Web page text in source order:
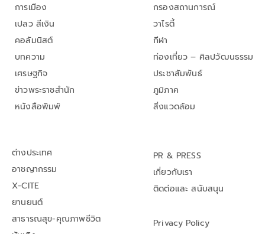
การเมือง
เปลว สีเงิน
คอลัมนิสต์
บทความ
เศรษฐกิจ
ข่าวพระราชสำนัก
หนังสือพิมพ์
กรองสถานการณ์
วาไรตี้
กีฬา
ท่องเที่ยว – ศิลปวัฒนธรรม
ประชาสัมพันธ์
ภูมิภาค
สิ่งแวดล้อม
ต่างประเทศ
อาชญากรรม
X-CITE
ยานยนต์
สาธารณสุข-คุณภาพชีวิต
PR & PRESS
เกี่ยวกับเรา
ติดต่อและ สนับสนุน
Privacy Policy